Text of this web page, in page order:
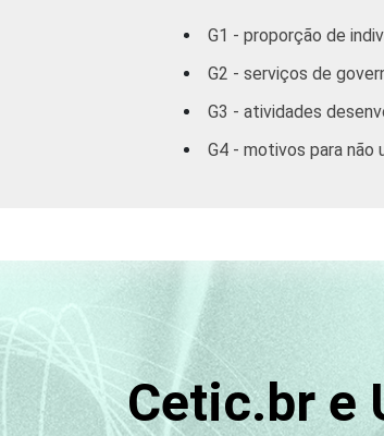
RENDA
G1 - proporção de
G2 - serviços de
G3 - atividades
G4 - motivos para
Cetic.br e